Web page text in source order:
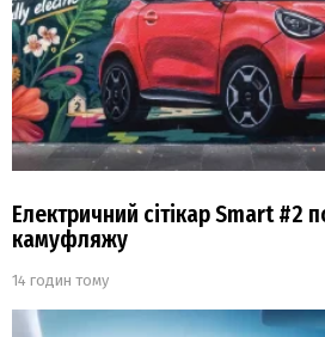
Електричний сітікар Smart #2
камуфляжу
14 годин тому